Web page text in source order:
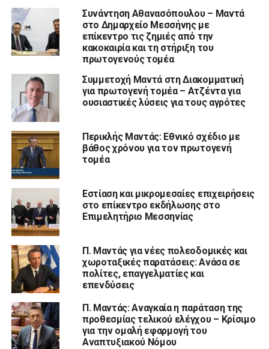
Συνάντηση Αθανασόπουλου – Μαντά
στο Δημαρχείο Μεσσήνης με
επίκεντρο τις ζημιές από την
κακοκαιρία και τη στήριξη του
πρωτογενούς τομέα
Συμμετοχή Μαντά στη Διακομματική
για πρωτογενή τομέα – Ατζέντα για
ουσιαστικές λύσεις για τους αγρότες
Περικλής Μαντάς: Εθνικό σχέδιο με
βάθος χρόνου για τον πρωτογενή
τομέα
Εστίαση και μικρομεσαίες επιχειρήσεις
στο επίκεντρο εκδήλωσης στο
Επιμελητήριο Μεσσηνίας
Π. Μαντάς για νέες πολεοδομικές και
χωροταξικές παρατάσεις: Ανάσα σε
πολίτες, επαγγελματίες και
επενδύσεις
Π. Μαντάς: Αναγκαία η παράταση της
προθεσμίας τελικού ελέγχου – Κρίσιμο
για την ομαλή εφαρμογή του
Αναπτυξιακού Νόμου